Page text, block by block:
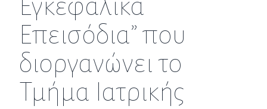
Εγκεφαλικά
Επεισόδια” που
διοργανώνει το
Τμήμα Ιατρικής